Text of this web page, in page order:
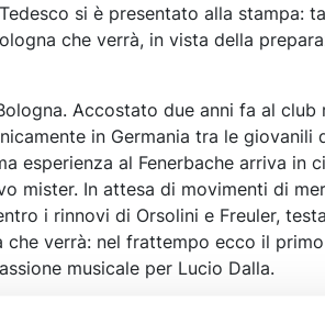
si è presentato alla stampa:
che verrà, in vista della
Accostato due anni fa al club
in Germania tra le giovanili
esperienza al Fenerbache arriva in
mister. In attesa di movimenti di
i rinnovi di Orsolini e Freuler,
verrà: nel frattempo ecco il
musicale per Lucio Dalla.